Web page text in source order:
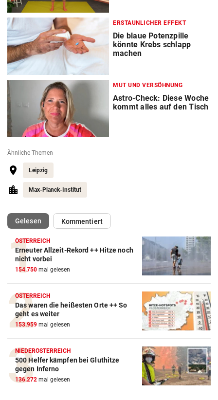
ERSTAUNLICHER EFFEKT
Die blaue Potenzpille
könnte Krebs schlapp
machen
MUT UND VERSÖHNUNG
Astro-Check: Diese Woche
kommt alles auf den Tisch
Ähnliche Themen
Leipzig
Max-Planck-Institut
Gelesen(ausgewählt)Kommentiert
ÖSTERREICH
Erneuter Allzeit-Rekord ++ Hitze noch
nicht vorbei
154.750 mal gelesen
ÖSTERREICH
Das waren die heißesten Orte ++ So
geht es weiter
153.959 mal gelesen
NIEDERÖSTERREICH
500 Helfer kämpfen bei Gluthitze
gegen Inferno
136.272 mal gelesen